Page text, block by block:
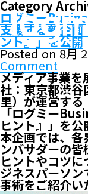
Category
ログミー
支援する新企画
ント』」を公開
Posted on 8月
Comment
メディア事業を
社：東京都渋谷
里）が運営す
「ログミー
ヒント』」を公
本企画では、
ンバサダーの
ヒントやコツ
ジネスパーソ
事術をご紹介い